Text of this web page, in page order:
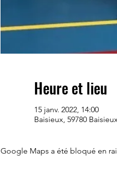
Heure et lieu
15 janv. 2022, 14:00
Baisieux, 59780
Google Maps a été bloqué en